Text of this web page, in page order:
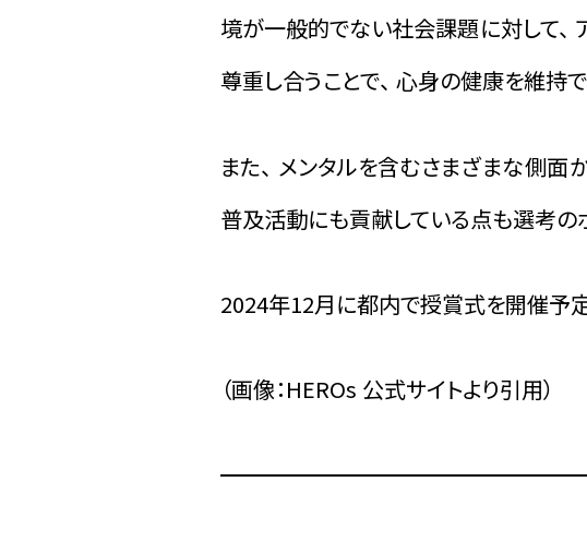
境が一般的でない社会課題に対して、
尊重し合うことで、 心身の健康を維持
また、 メンタルを含むさまざまな側面
普及活動にも貢献している点も選考の
2024年12月に都内で授賞式を開催予定
（画像：HEROs 公式サイトより引用）